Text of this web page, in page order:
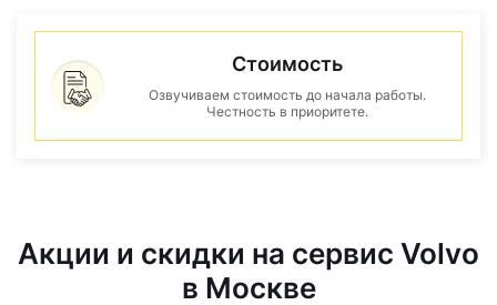
Стоимость
Озвучиваем стоимость до начала работы.
Честность в приоритете.
Акции и скидки на сервис Volvo
в Москве